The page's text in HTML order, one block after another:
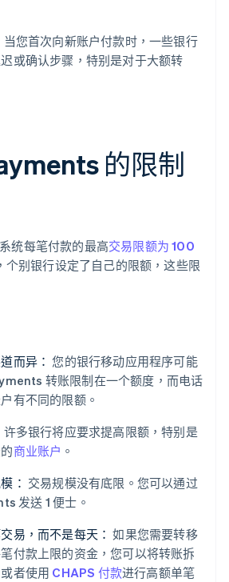
当您首次向新账户付款时，一些银行
或确认步骤，特别是对于大额转
的限制
统每笔付款的最高交易限额为 100
个别银行设定了自己的限额，这些限
而异： 您的银行移动应用程序可能
转账限制在一个额度，而电话
有不同的限额。
许多银行将应要求提高限额，特别是
商业账户 。
： 交易规模没有底限。您可以通过
发送 1 便士。
易，而不是每天： 如果您需要转移
付款上限的资金，您可以将转账拆
者使用 CHAPS 付款进行高额单笔